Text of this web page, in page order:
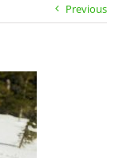
Previous